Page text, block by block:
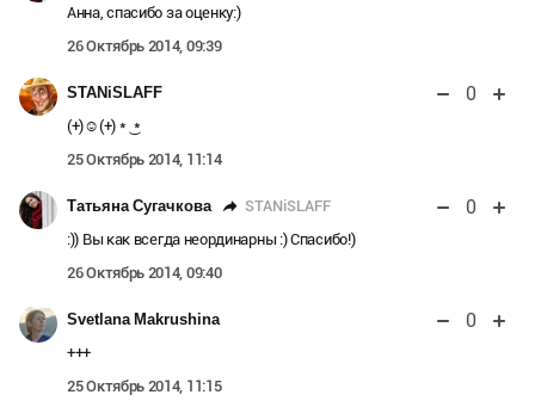
Анна, спасибо за оценку:)
26 Октябрь 2014, 09:39
STANiSLAFF 0
(+)☺(+) * ͜ *
25 Октябрь 2014, 11:14
Татьяна Сугачкова STANiSLAFF 0
:)) Вы как всегда неординарны :) Спасибо!)
26 Октябрь 2014, 09:40
Svetlana Makrushina 0
+++
25 Октябрь 2014, 11:15